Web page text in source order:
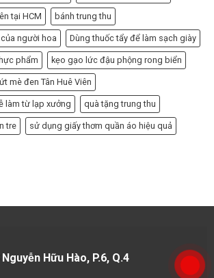
tại HCM bánh trung thu
người hoa Dùng thuốc tẩy để làm sạch giày
phẩm kẹo gạo lức đậu phộng rong biển
mè đen Tân Huê Viên
làm từ lạp xưởng quà tặng trung thu
tre sử dụng giấy thơm quần áo hiệu quả
Hữu Hào, P.6, Q.4